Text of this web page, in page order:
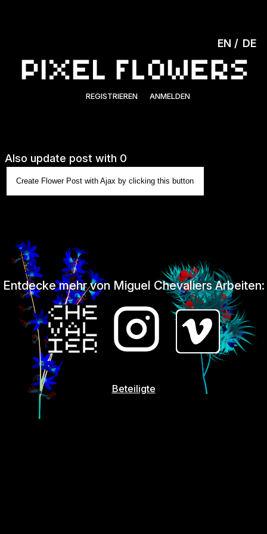
REGISTRIEREN ANMELDEN
EN DE
Also update post with 0
Create Flower Post with Ajax by clicking this button
Entdecke mehr von Miguel Chevaliers Arbeiten:
Beteiligte